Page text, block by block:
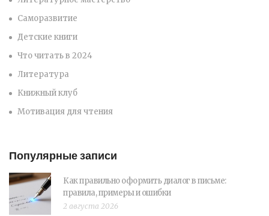
Саморазвитие
Детские книги
Что читать в 2024
Литература
Книжный клуб
Мотивация для чтения
Популярные записи
Как правильно оформить диалог в письме:
правила, примеры и ошибки
2 августа 2026